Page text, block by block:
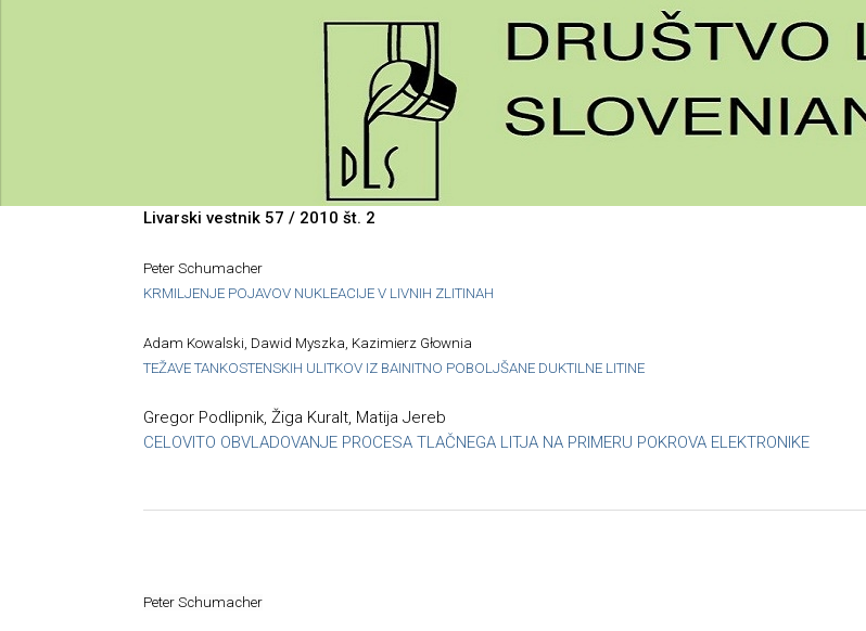
Livarski vestnik 57 / 2010 št. 2
Peter Schumacher
KRMILJENJE POJAVOV NUKLEACIJE V LIVNIH ZLITINAH
Adam Kowalski, Dawid Myszka, Kazimierz Głownia
TEŽAVE TANKOSTENSKIH ULITKOV IZ BAINITNO POBOLJŠANE DUKTILNE LITINE
Gregor Podlipnik, Žiga Kuralt, Matija Jereb
CELOVITO OBVLADOVANJE PROCESA TLAČNEGA LITJA NA PRIMERU POKROVA ELEKTRONIKE
Peter Schumacher